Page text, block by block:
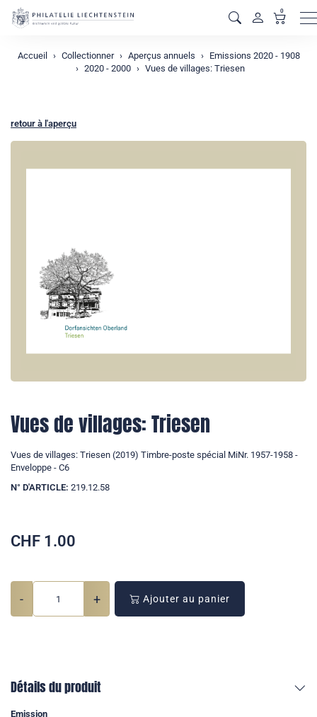
0
Accueil Collectionner Aperçus annuels
Emissions 2020 - 1908
2020 - 2000
Vues de villages: Triesen
retour à l'aperçu
Vues de villages: Triesen
Vues de villages: Triesen (2019) Timbre-poste spécial MiNr. 1957-1958 -
Enveloppe - C6
N° D'ARTICLE: 219.12.58
CHF 1.00
- + Ajouter au panier
Détails du produit
Emission